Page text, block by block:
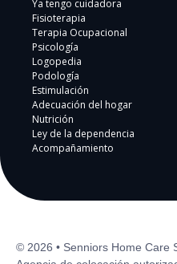
Dependencia y otros
las familias.
Ya tengo cuidadora
Fisioterapia
Terapia Ocupacional
Psicología
Logopedia
Podología
Estimulación
Adecuación del hogar
Nutrición
Ley de la dependencia
Acompañamiento
© 2026 • Senniors Home Care